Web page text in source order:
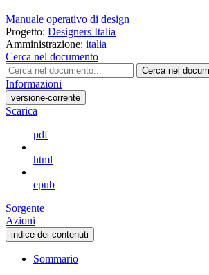
Manuale operativo di design
Progetto: Designers Italia
Amministrazione: italia
Cerca nel documento
Cerca nel
Informazioni
versione-corrente
Scarica
pdf
html
epub
Sorgente
Azioni
indice dei contenuti
Sommario